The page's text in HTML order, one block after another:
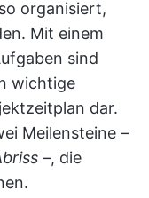
organisiert,
Mit einem
sind
wichtige
dar.
Meilensteine –
–, die